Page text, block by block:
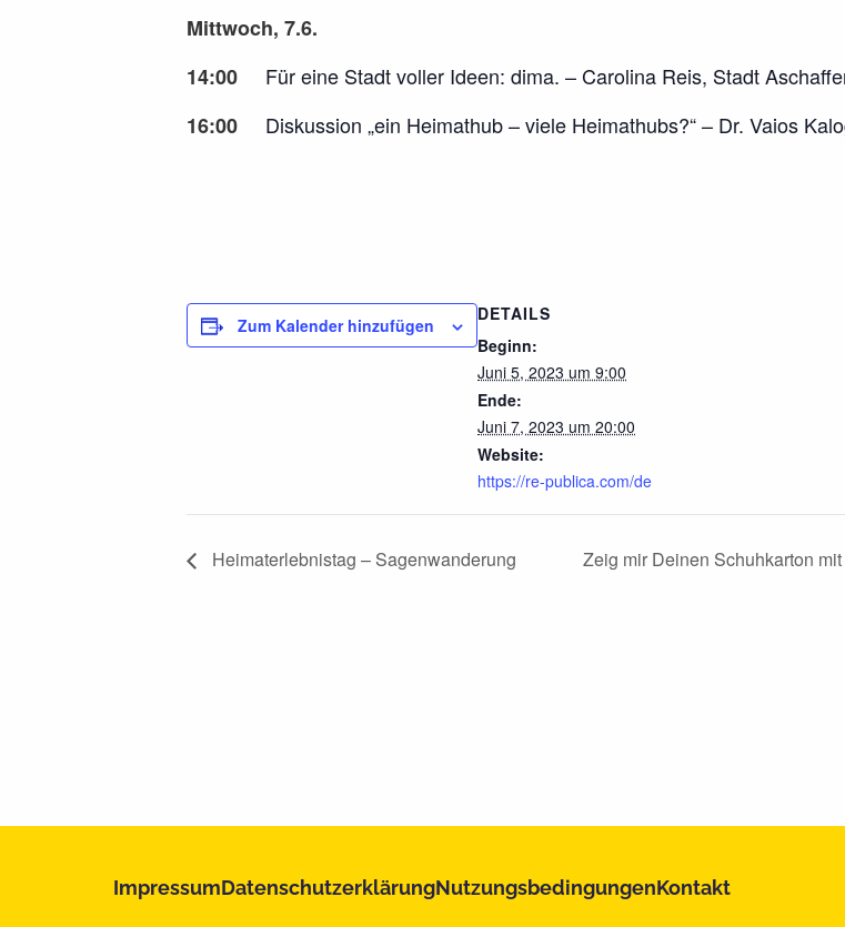
Mittwoch, 7.6.
14:00 Für eine Stadt voller Ideen: dima. – Carolina Reis, Stadt
16:00 Diskussion „ein Heimathub – viele Heimathubs?“ – Dr. Vaios
Zum Kalender hinzufügen
DETAILS
Beginn:
Juni 5, 2023 um 9:00
Ende:
Juni 7, 2023 um 20:00
Website:
https://re-publica.com/de
Heimaterlebnistag – Sagenwanderung Zeig mir Deinen Schuhkarton
ImpressumDatenschutzerklärungNutzungsbedingungenKontakt